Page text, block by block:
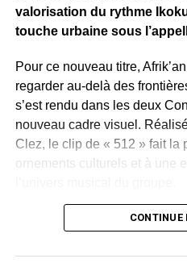
valorisation du rythme
touche urbaine sous
Pour ce nouveau titre,
regarder au-delà des
s’est rendu dans les deux
nouveau cadre visuel.
Clez, le clip de « 512 » fait la
ornements culturels et à une
Ce déplacement traduit
la musique d’Afrik’an
CONTINUE